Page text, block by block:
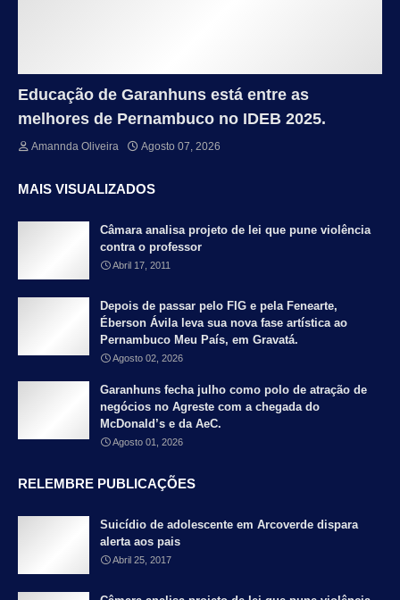
Educação de Garanhuns está entre as
melhores de Pernambuco no IDEB 2025.
Amannda Oliveira Agosto 07, 2026
MAIS VISUALIZADOS
Câmara analisa projeto de lei que pune violência
contra o professor
Abril 17, 2011
Depois de passar pelo FIG e pela Fenearte,
Éberson Ávila leva sua nova fase artística ao
Pernambuco Meu País, em Gravatá.
Agosto 02, 2026
Garanhuns fecha julho como polo de atração de
negócios no Agreste com a chegada do
McDonald’s e da AeC.
Agosto 01, 2026
RELEMBRE PUBLICAÇÕES
Suicídio de adolescente em Arcoverde dispara
alerta aos pais
Abril 25, 2017